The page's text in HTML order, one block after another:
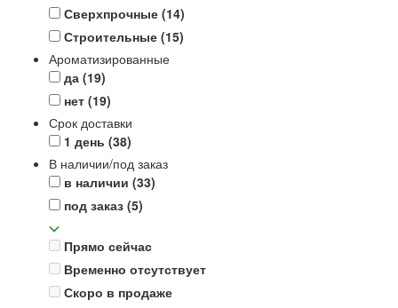
Сверхпрочные (14)
Строительные (15)
Ароматизированные
да (19)
нет (19)
Срок доставки
1 день (38)
В наличии/под заказ
в наличии (33)
под заказ (5)
Прямо сейчас
Временно отсутствует
Скоро в продаже